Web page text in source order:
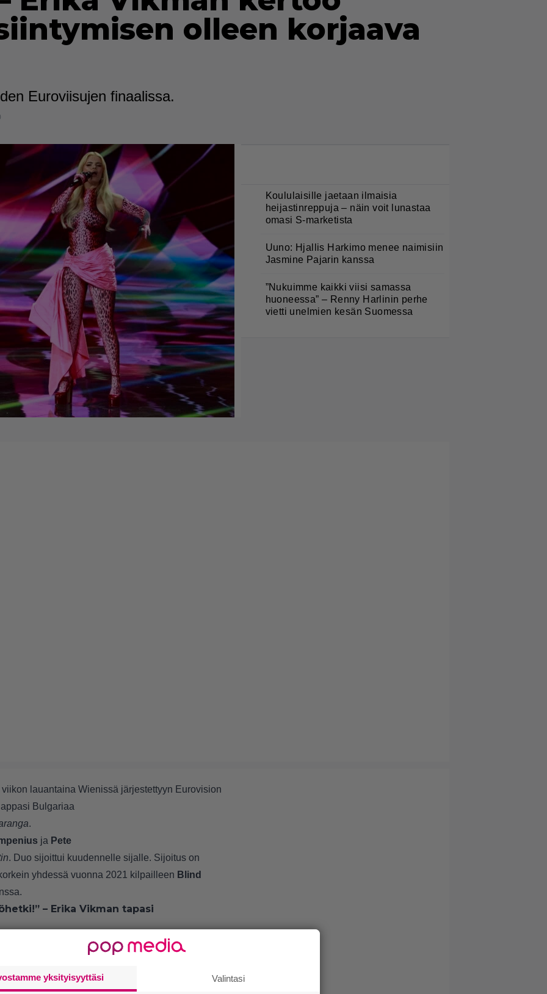
olleen korjaava
Euroviisujen finaalissa.
Koululaisille jaetaan ilmaisia
heijastinreppuja – näin voit lunastaa
omasi S-marketista
Uuno: Hjallis Harkimo menee naimisiin
Jasmine Pajarin kanssa
”Nukuimme kaikki viisi samassa
huoneessa” – Renny Harlinin perhe
vietti unelmien kesän Suomessa
lauantaina Wienissä järjestettyyn Eurovision
Bulgariaa
.
ja Pete
. Duo sijoittui kuudennelle sijalle. Sijoitus on
yhdessä vuonna 2021 kilpailleen Blind
– Erika Vikman tapasi
yksityisyyttäsi Valintasi